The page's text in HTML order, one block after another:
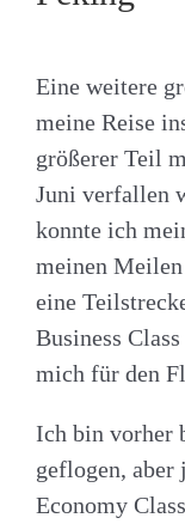
Eine weitere
meine Reise
größerer Teil
Juni verfallen
konnte ich
meinen
eine
Business
mich für den
Ich bin vorher
geflogen, aber
Economy